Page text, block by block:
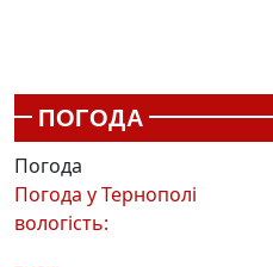
ПОГОДА
Погода
Погода уТернополі
вологість: